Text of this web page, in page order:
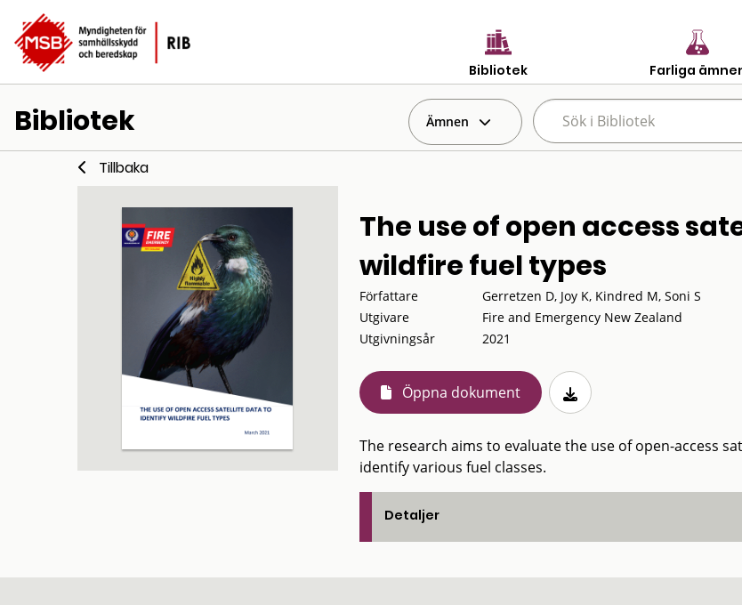
Bibliotek Farliga
Bibliotek Ämnen
Tillbaka
The use of open access
wildfire fuel types
Författare
Gerretzen D, Joy K, Kindred M, Soni S
Utgivare
Fire and Emergency New Zealand
Utgivningsår
2021
Öppna dokument
The research aims to evaluate the use of open-access
identify various fuel classes.
Detaljer